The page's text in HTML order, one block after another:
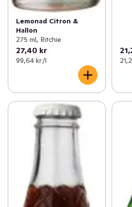
Lemonad Citron &
Hallon
275 ml, Ritchie
27,40 kr
99,64 kr /l